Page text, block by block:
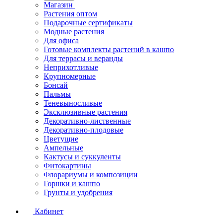
Магазин
Растения оптом
Подарочные сертификаты
Модные растения
Для офиса
Готовые комплекты растений в кашпо
Для террасы и веранды
Неприхотливые
Крупномерные
Бонсай
Пальмы
Теневыносливые
Эксклюзивные растения
Декоративно-лиственные
Декоративно-плодовые
Цветущие
Ампельные
Кактусы и суккуленты
Фитокартины
Флорариумы и композиции
Горшки и кашпо
Грунты и удобрения
Кабинет